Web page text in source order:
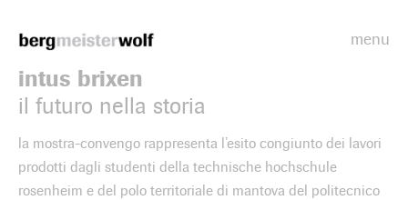
menu
intus brixen
il futuro nella storia
la mostra-convengo rappresenta l’esito congiunto dei lavori
prodotti dagli studenti della technische hochschule
rosenheim e del polo territoriale di mantova del politecnico